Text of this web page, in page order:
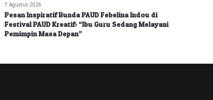
7 Agustus 2026
Pesan Inspiratif Bunda PAUD Febelina Indou di
Festival PAUD Kreatif: “Ibu Guru Sedang Melayani
Pemimpin Masa Depan”